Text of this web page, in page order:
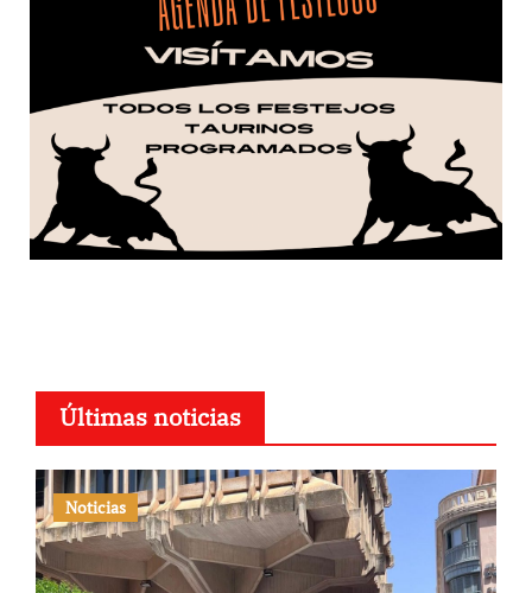
Últimas noticias
Noticias